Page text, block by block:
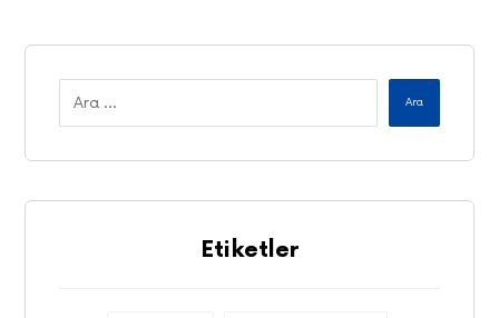
Ara
Etiketler